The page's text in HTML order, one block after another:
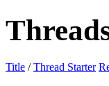
Title /Thread Starter